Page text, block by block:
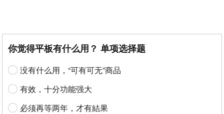
你觉得平板有什么用？ 单项选择题
没有什么用，“可有可无”商品
有效，十分功能强大
必须再等两年，才有結果